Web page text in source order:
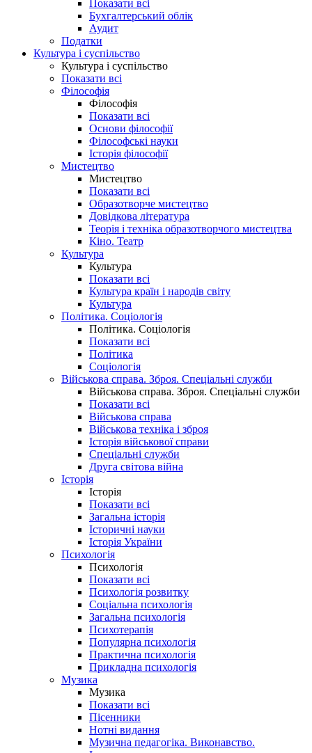
Показати всі
Бухгалтерський облік
Аудит
Податки
Культура і суспільство
Культура і суспільство
Показати всі
Філософія
Філософія
Показати всі
Основи філософії
Філософські науки
Історія філософії
Мистецтво
Мистецтво
Показати всі
Образотворче мистецтво
Довідкова література
Теорія і техніка образотворчого мистецтва
Кіно. Театр
Культура
Культура
Показати всі
Культура країн і народів світу
Культура
Політика. Соціологія
Політика. Соціологія
Показати всі
Політика
Соціологія
Військова справа. Зброя. Спеціальні служби
Військова справа. Зброя. Спеціальні служби
Показати всі
Військова справа
Військова техніка і зброя
Історія військової справи
Спеціальні служби
Друга світова війна
Історія
Історія
Показати всі
Загальна історія
Історичні науки
Історія України
Психологія
Психологія
Показати всі
Психологія розвитку
Соціальна психологія
Загальна психологія
Психотерапія
Популярна психологія
Практична психологія
Прикладна психологія
Музика
Музика
Показати всі
Пісенники
Нотні видання
Музична педагогіка. Виконавство.